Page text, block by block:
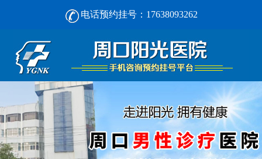
电话预约挂号：17638093262
周口男人看男科， [选对不选贵] 正规男科，看诊安心-周口阳光男科医院